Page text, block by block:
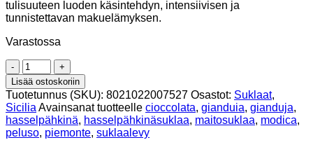
tulisuuteen luoden käsintehdyn, intensiivisen ja
tunnistettavan makuelämyksen.
Varastossa
Modican
suklata
IGP,
chili
75g,
Peluso
määrä
Lisää ostoskoriin
Tuotetunnus (SKU): 8021022007527 Osastot: Suklaat,
Sicilia Avainsanat tuotteelle cioccolata, gianduia, gianduja,
hasselpähkinä, hasselpähkinäsuklaa, maitosuklaa, modica,
peluso, piemonte, suklaalevy